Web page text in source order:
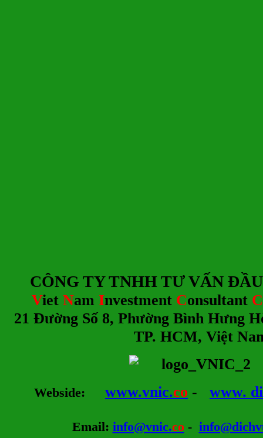
CÔNG TY TNHH TƯVẤN
Viet Nam Investment Consultant
21 Đường Số 8, Phường Bình Hưng
TP. HCM, Việt
Webside: www.vnic.co - www.
Email: info@vnic.co-